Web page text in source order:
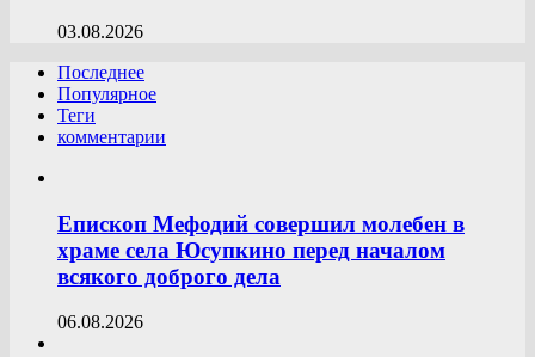
03.08.2026
Последнее
Популярное
Теги
комментарии
Епископ Мефодий совершил молебен в
храме села Юсупкино перед началом
всякого доброго дела
06.08.2026